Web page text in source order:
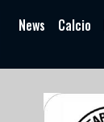
News Calcio